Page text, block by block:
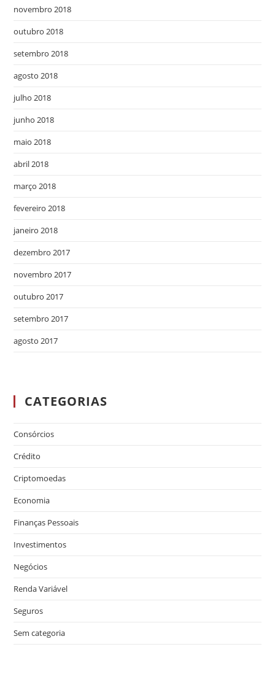
novembro 2018
outubro 2018
setembro 2018
agosto 2018
julho 2018
junho 2018
maio 2018
abril 2018
março 2018
fevereiro 2018
janeiro 2018
dezembro 2017
novembro 2017
outubro 2017
setembro 2017
agosto 2017
CATEGORIAS
Consórcios
Crédito
Criptomoedas
Economia
Finanças Pessoais
Investimentos
Negócios
Renda Variável
Seguros
Sem categoria